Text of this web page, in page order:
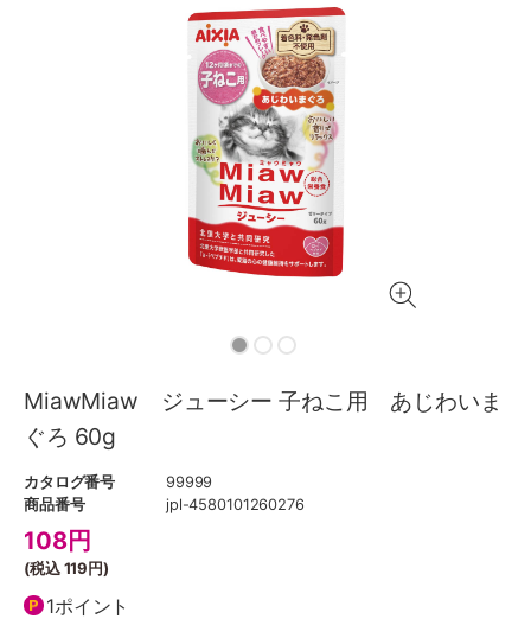
MiawMiaw ジューシー 子ねこ用 あじわいま
ぐろ 60g
カタログ番号
99999
商品番号
jpl-4580101260276
108円
(税込119円)
1ポイント